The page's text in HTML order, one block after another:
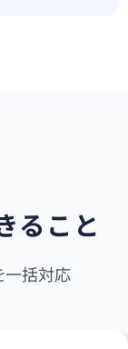
ること
一括対応